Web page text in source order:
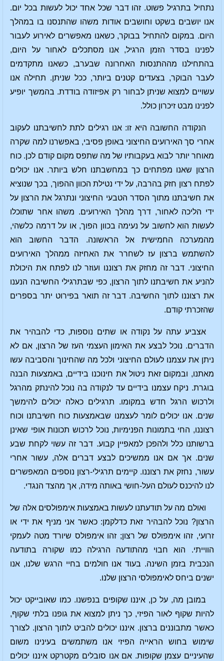
נתחיל בתרגיל פשוט. זהו דבר שכל אחד יכול לעשות בכל יום.
אנו יושבים בשקט וחושבים אודות משהו שהתנסנו בו במהלך
היום. במקום להתחיל בבוקר, כשאנו מאפשרים לאירוע לעבור
לפנינו בסדר הזמן הרגיל, אנו מסתכלים לאחור על היום,
בהתחילנו מההתנסות האחרונה שבערב, כשאנו מתקדמים
לעבר הבוקר, בצעדים קטנים ביותר, ככל שניתן. תחילה אנו
עשויים למצוא שניתן לבחור רק אפיזודה בודדת. בהמשך יופיע
לפנינו מבט זיכרון כולל.
הנקודה החשובה היא זו: אנו רגילים לתת לחשיבתנו לעקוב
אחרי סך האירועים החיצוני באופן פסיבי, באפשרנו למה שקרה
מאוחר יותר לבוא בעקבותיו של מה שתפס מקום קודם לכן. כוח
הרצון שאנו מפתחים כך במחשבתנו חלש ביותר. אנו יכולים
לפתח רצון חזק בהרבה, על ידי נטילת הכוון ההפוך, בכך שנוציא
את חשיבתנו מתוך הסדר הטבעי החיצוני ונתרגל את הרצון על
ידי הליכה לאחור, דרך מהלך האירועים. משהו אחר שתוכלו
לעשות הוא לחשוב על נעימה בכוון הפוך, או על דרמה כלשהי,
מהמערכה החמישית אל הראשונה. הדבר החשוב הוא
להשתמש ברצון עז לשחרר את האחיזה ממהלך האירועים
החיצוני. דבר זה מחזק את רצוננו ועוזר לנו לפתח את היכולת
להניע את חשיבתנו לתוך הרצון, כפי שבתרגילי החשיבה הנענו
את רצוננו לתוך החשיבה. דבר זה תואר בפירוט יתר בספרים
שהזכרתי קודם.
אצביע עתה על נקודה או שתים נוספות, כדי להבהיר את
הדברים. נוכל לבצע את האימון העצמי העז של הרצון, אם לא
ניתן את עצמנו לעולם החיצוני ולכל מה שהחינוך והסביבה עשו
מאתנו, ובמקום זאת ניטול את חינוכנו בידיים, באמצעות הבנה
בוגרת. ניקח עצמנו בידיים עד לנקודה בה נוכל להינתק מהרגל
ולרכוש הרגל חדש במקומו. תרגילים כאלה יכולים להימשך
שנים. אנו יכולים לומר לעצמנו שבאמצעות כוח חשיבתנו וכוח
רצוננו, החי בתמונות הפנימיות, נוכל לרכוש תכונות אופי שאינן
ברשותנו כלל ולהפכן למאפיין קבוע. דבר זה עשוי לקחת שבע
שנים. אך אם אנו ממשיכים לבצע דברים אלה, עשור אחרי
עשור, נחזק את רצוננו. קיימים תרגילי-רצון נוספים המאפשרים
לנו להיכנס לעולם העל-חושי באותה מידה, אך מהצד הנגדי.
ואולם מה על תודעתנו לעשות באמצעות אימפולסים אלה של
הרצון? נוכל להבהיר זאת כדלקמן: כאשר אני מניף את ידי או
זרועי, זהו אימפולס של רצון; זהו אימפולס שיורד מטה לעמקי
הווייתי. הוא חבוי מהתודעה הרגילה כמו שקורה בתודעה
הנכבית בזמן השינה. בעוד אנו חולמים בחיי הרגש שלנו, אנו
ישנים ביחס לאימפולסי הרצון שלנו.
במובן מה, על כן, איננו שקופים בנפשנו. כמו שאובייקט יכול
להיות שקוף לאור הפיזי, כך ניתן למצוא את גופנו בלתי שקוף,
כאשר מתבוננים ברצון. איננו יכולים להביט לתוך הרצון. לצורך
שימוש בחוש הראייה הפיזי אנו משתמשים בעינינו משום
שהעיניים עצמן שקופות. אם אנו סובלים מקטרקט איננו יכולים